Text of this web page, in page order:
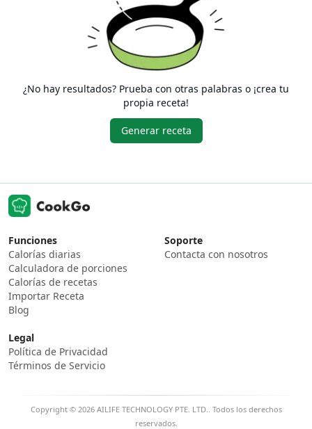
¿No hay resultados? Prueba con otras palabras o ¡crea tu
propia receta!
Generar receta
Funciones
Calorías diarias
Calculadora de porciones
Calorías de recetas
Importar Receta
Blog
Soporte
Contacta con nosotros
Legal
Política de Privacidad
Términos de Servicio
Copyright © 2026 AILIFE TECHNOLOGY PTE. LTD.. Todos los derechos
reservados.